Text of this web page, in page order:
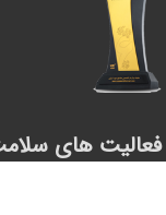
فعالیت های